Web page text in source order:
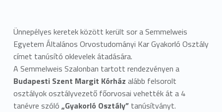
Ünnepélyes keretek között került sor a Semmelweis
Egyetem Általános Orvostudományi Kar Gyakorló Osztály
címet tanúsító oklevelek átadására.
A Semmelweis Szalonban tartott rendezvényen a
Budapesti Szent Margit Kórház alább felsorolt
osztályok osztályvezető főorvosai vehették át a 4
tanévre szóló „Gyakorló Osztály”tanúsítványt.